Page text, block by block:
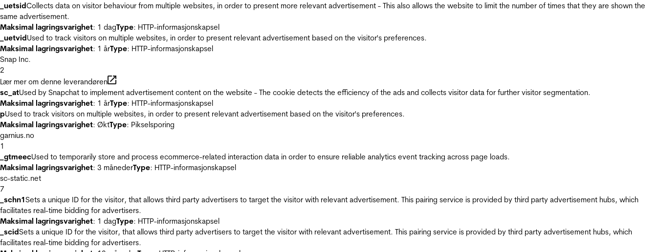
_uetsidCollects data on visitor behaviour from multiple websites, in order to present more relevant advertisement - This also allows the website to limit the number of times that they are shown the
same advertisement.
Maksimal lagringsvarighet: 1 dagType: HTTP-informasjonskapsel
_uetvidUsed to track visitors on multiple websites, in order to present relevant advertisement based on the visitor's preferences.
Maksimal lagringsvarighet: 1 årType: HTTP-informasjonskapsel
Snap Inc.
2
Lær mer om denne leverandøren
sc_atUsed by Snapchat to implement advertisement content on the website - The cookie detects the efficiency of the ads and collects visitor data for further visitor segmentation.
Maksimal lagringsvarighet: 1 årType: HTTP-informasjonskapsel
pUsed to track visitors on multiple websites, in order to present relevant advertisement based on the visitor's preferences.
Maksimal lagringsvarighet: ØktType: Pikselsporing
garnius.no
1
_gtmeecUsed to temporarily store and process ecommerce-related interaction data in order to ensure reliable analytics event tracking across page loads.
Maksimal lagringsvarighet: 3 månederType: HTTP-informasjonskapsel
sc-static.net
7
_schn1Sets a unique ID for the visitor, that allows third party advertisers to target the visitor with relevant advertisement. This pairing service is provided by third party advertisement hubs, which
facilitates real-time bidding for advertisers.
Maksimal lagringsvarighet: 1 dagType: HTTP-informasjonskapsel
_scidSets a unique ID for the visitor, that allows third party advertisers to target the visitor with relevant advertisement. This pairing service is provided by third party advertisement hubs, which
facilitates real-time bidding for advertisers.